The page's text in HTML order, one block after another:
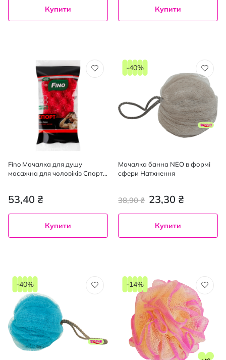
Купити Купити
Fino Мочалка для душу
масажна для чоловіків Спорт
53,40 ₴
Купити
Мочалка банна NEO в формі
сфери Натхнення
23,30 ₴
38,90 ₴
-40%
Купити
-40% -14%